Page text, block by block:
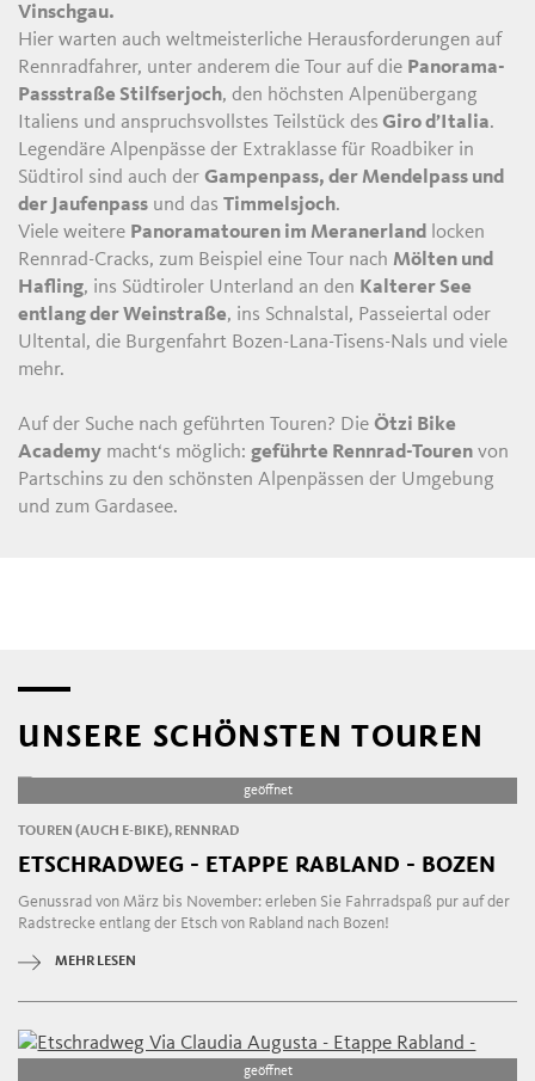
Vinschgau.
Hier warten auch weltmeisterliche Herausforderungen auf
Rennradfahrer, unter anderem die Tour auf die Panorama-
Passstraße Stilfserjoch, den höchsten Alpenübergang
Italiens und anspruchsvollstes Teilstück des Giro d’Italia.
Legendäre Alpenpässe der Extraklasse für Roadbiker in
Südtirol sind auch derGampenpass, der Mendelpass und
der Jaufenpass und dasTimmelsjoch.
Viele weitere Panoramatouren im Meranerland locken
Rennrad-Cracks, zum Beispiel eine Tour nachMölten und
Hafling, ins Südtiroler Unterland an den Kalterer See
entlang der Weinstraße, ins Schnalstal, Passeiertal oder
Ultental, die Burgenfahrt Bozen-Lana-Tisens-Nals und viele
mehr.
Auf der Suche nach geführten Touren? DieÖtzi Bike
Academy macht‘s möglich:geführte Rennrad-Touren von
Partschins zu den schönsten Alpenpässen der Umgebung
und zum Gardasee.
UNSERE SCHÖNSTEN TOUREN
geöffnet
TOUREN (AUCH E-BIKE), RENNRAD
ETSCHRADWEG - ETAPPE RABLAND - BOZEN
Genussrad von März bis November: erleben Sie Fahrradspaß pur auf der
Radstrecke entlang der Etsch von Rabland nach Bozen!
MEHR LESEN
geöffnet